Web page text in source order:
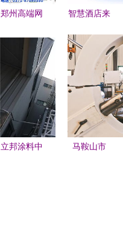
郑州高端网
算机系统集
成的成本解
析 贵在何
处，价值何
在？
智慧酒店来
年影响酒店
管理的五大
技术
立邦涂料中
马鞍山市